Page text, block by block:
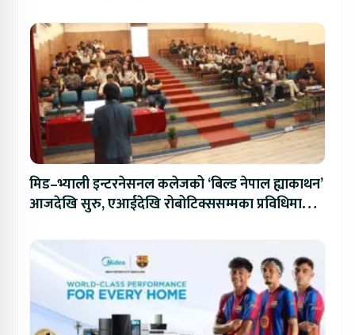
मिड–भ्याली इन्टरनेसनल कलेजको ‘बिल्ड नेपाल ह्याकाथन’
आजदेखि सुरु, एआईदेखि रोबोटिक्ससम्मका प्रविधिमा